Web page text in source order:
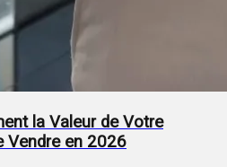
la Valeur de Votre
Vendre en 2026